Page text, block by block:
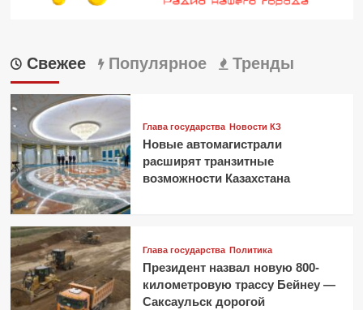
Свежее Популярное Тренды
Глава государства Новости КЗ
Новые автомагистрали
расширят транзитные
возможности Казахстана
Глава государства Политика
Президент назвал новую 800-
километровую трассу Бейнеу —
Саксаульск дорогой